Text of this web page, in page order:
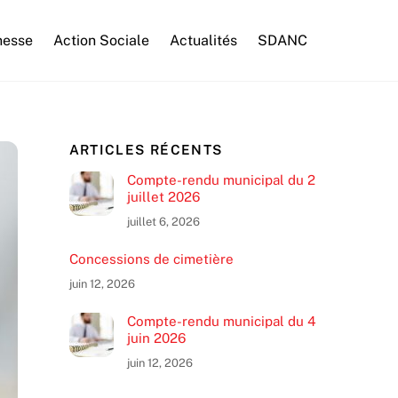
Action Sociale Actualités SDANC
ARTICLES RÉCENTS
Compte-rendu municipal du 2
juillet 2026
juillet 6, 2026
Concessions de cimetière
juin 12, 2026
Compte-rendu municipal du 4
juin 2026
juin 12, 2026